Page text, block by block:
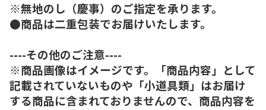
※無地のし（慶事）のご指定を承ります。
●商品は二重包装でお届けいたします。
----その他のご注意----
※商品画像はイメージです。「商品内容」として
記載されていないものや「小道具類」はお届け
する商品に含まれておりませんので、商品内容を